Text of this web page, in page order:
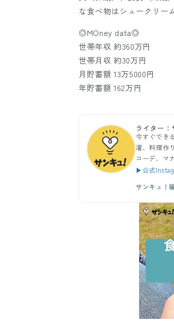
な食べ物はシュークリー
◎MOney data◎
世帯年収 約360万円
世帯月収 約30万円
月貯蓄額 13万5000円
年貯蓄額 162万円
ライター
今すぐでき
濯、料理作
コーデ、マ
▶公式
サンキュ！